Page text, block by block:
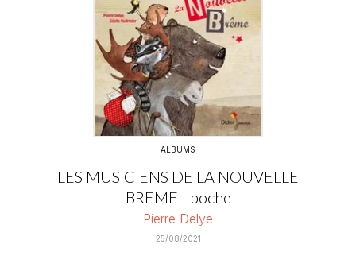
ALBUMS
LES MUSICIENS DE LA NOUVELLE
BREME - poche
Pierre Delye
25/08/2021